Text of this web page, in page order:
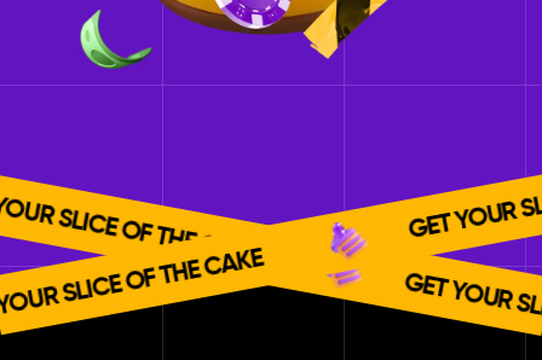
THE CAKE
GET YOUR SLICE OF
THE CAKE
GET YOUR SLICE OF